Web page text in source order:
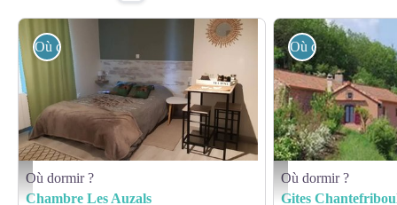
Chambre Les Auzals - OFFICE DE TOURISME PAYS DU ROQUEFORT
Où dormir ?
Où dormir ?
Chambre Les Auzals
Gite chantefriboule -
Où dormir ?
Où dormir ?
Gites